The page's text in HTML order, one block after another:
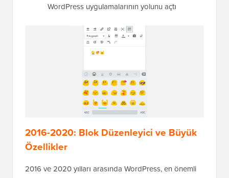
WordPress uygulamalarının yolunu açtı
2016-2020: Blok Düzenleyici ve Büyük
Özellikler
2016 ve 2020 yılları arasında WordPress, en önemli